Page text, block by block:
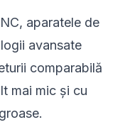
aparatele de
avansate
comparabilă
mai mic și cu